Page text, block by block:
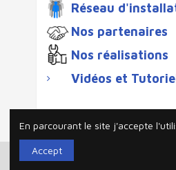
Réseau
Nos partenaires
Nos réalisations
Vidéos et
En parcourant le site j'accepte
Accept